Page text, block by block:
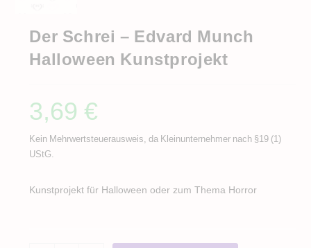
Der Schrei – Edvard Munch
Halloween Kunstprojekt
3,69€
Kein Mehrwertsteuerausweis, da Kleinunternehmer nach §19 (1)
UStG.
Kunstprojekt für Halloween oder zum Thema Horror